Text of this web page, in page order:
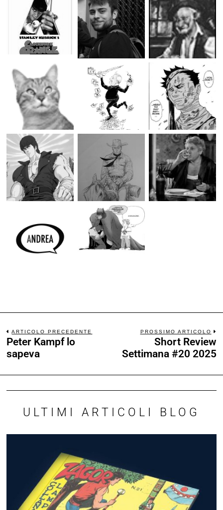
ARTICOLO PRECEDENTE
Peter Kampf lo
sapeva
PROSSIMO ARTICOLO
Short Review
Settimana #20 2025
ULTIMI ARTICOLI BLOG